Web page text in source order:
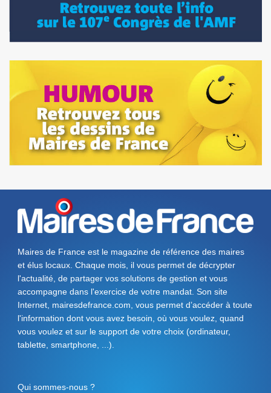
Maires de France est le magazine de référence des maires
et élus locaux. Chaque mois, il vous permet de décrypter
l'actualité, de partager vos solutions de gestion et vous
accompagne dans l'exercice de votre mandat. Son site
Internet, mairesdefrance.com, vous permet d’accéder à toute
l'information dont vous avez besoin, où vous voulez, quand
vous voulez et sur le support de votre choix (ordinateur,
tablette, smartphone, ...).
Qui sommes-nous ?